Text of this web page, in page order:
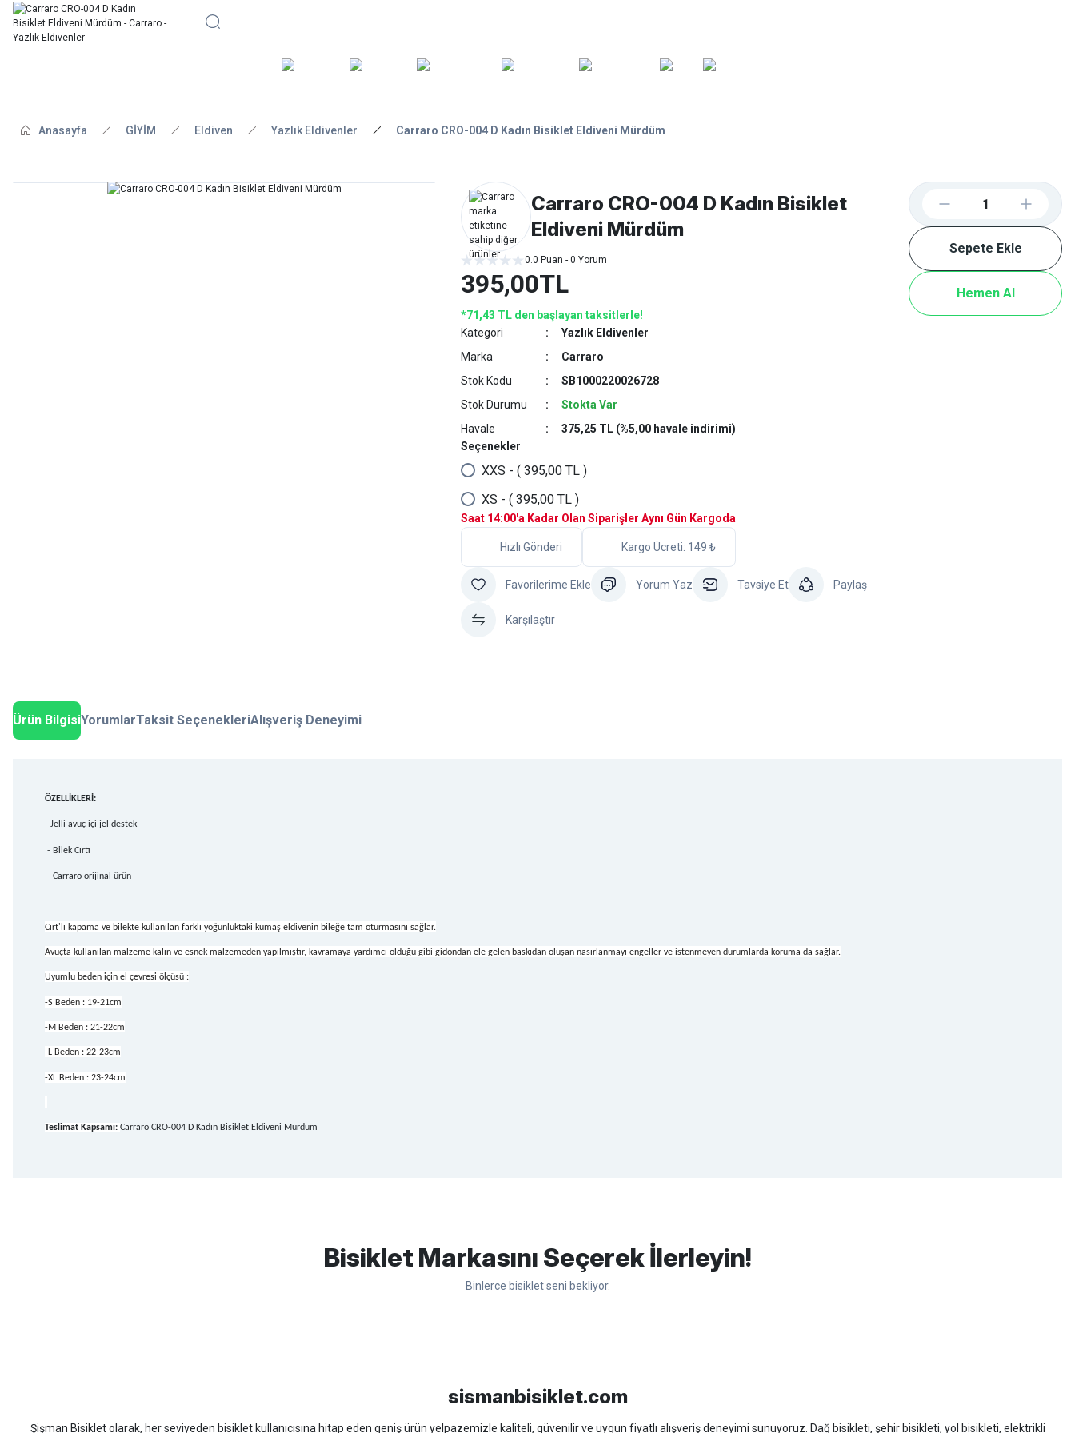
BİSİKLET AKSESUARLAR ASKI/TAŞIMA TAMİR/BAKIM GİYİM
Anasayfa GİYİM Eldiven Yazlık Eldivenler Carraro CRO-004 D Kadın Bisiklet Eldiveni Mürdüm
Carraro CRO-004 D Kadın Bisiklet
Eldiveni Mürdüm
0.0 Puan - 0 Yorum
395,00TL
*71,43 TL den başlayan taksitlerle!
Kategori
Yazlık Eldivenler
Marka
Carraro
Stok Kodu
SB1000220026728
Stok Durumu
Stokta Var
Havale
375,25 TL (%5,00 havale indirimi)
Saat 14:00'a Kadar Olan Siparişler Aynı Gün Kargoda
Seçenekler
XXS - ( 395,00 TL )
XS - ( 395,00 TL )
Hızlı Gönderi Kargo Ücreti: 149 ₺
Yorum Yaz Tavsiye Et Paylaş
Karşılaştır
Sepete Ekle
Hemen Al
Ürün BilgisiYorumlarTaksit SeçenekleriAlışveriş Deneyimi
ÖZELLİKLERİ:
- Jelli avuç içi jel destek
- Bilek Cırtı
- Carraro orijinal ürün
Cırt'lı kapama ve bilekte kullanılan farklı yoğunluktaki kumaş eldivenin bileğe tam oturmasını sağlar.
Avuçta kullanılan malzeme kalın ve esnek malzemeden yapılmıştır, kavramaya yardımcı olduğu gibi gidondan ele gelen baskıdan oluşan nasırlanmayı engeller ve istenmeyen durumlarda koruma da sağlar.
Uyumlu beden için el çevresi ölçüsü :
-S Beden : 19-21cm
-M Beden : 21-22cm
-L Beden : 22-23cm
-XL Beden : 23-24cm
Teslimat Kapsamı: Carraro CRO-004 D Kadın Bisiklet Eldiveni Mürdüm
Yorum Yaz
Bisiklet Markasını Seçerek İlerleyin!
Binlerce bisiklet seni bekliyor.
sismanbisiklet.com
Şişman Bisiklet olarak, her seviyeden bisiklet kullanıcısına hitap eden geniş ürün yelpazemizle kaliteli, güvenilir ve uygun fiyatlı alışveriş deneyimi sunuyoruz. Dağ bisikleti, şehir bisikleti, yol bisikleti, elektrikli